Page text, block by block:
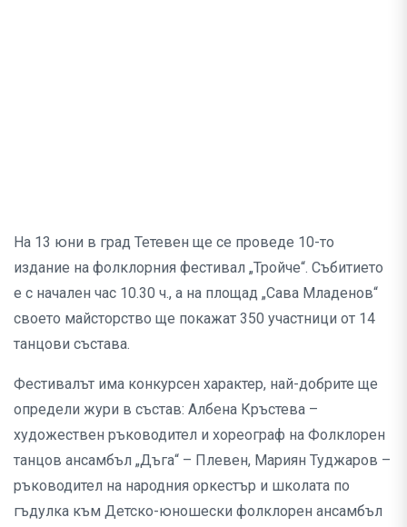
На 13 юни в град Тетевен ще се проведе 10-то
издание на фолклорния фестивал „Тройче“. Събитието
е с начален час 10.30 ч., а на площад „Сава Младенов“
своето майсторство ще покажат 350 участници от 14
танцови състава.
Фестивалът има конкурсен характер, най-добрите ще
определи жури в състав: Албена Кръстева –
художествен ръководител и хореограф на Фолклорен
танцов ансамбъл „Дъга“ – Плевен, Мариян Туджаров –
ръководител на народния оркестър и школата по
гъдулка към Детско-юношески фолклорен ансамбъл